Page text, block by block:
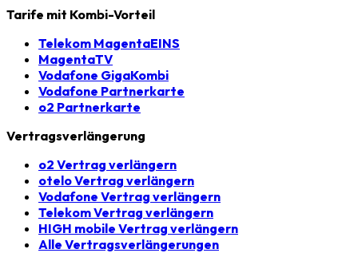
Tarife mit Kombi-Vorteil
Telekom MagentaEINS
MagentaTV
Vodafone GigaKombi
Vodafone Partnerkarte
o2 Partnerkarte
Vertragsverlängerung
o2 Vertrag verlängern
otelo Vertrag verlängern
Vodafone Vertrag verlängern
Telekom Vertrag verlängern
HIGH mobile Vertrag verlängern
Alle Vertragsverlängerungen